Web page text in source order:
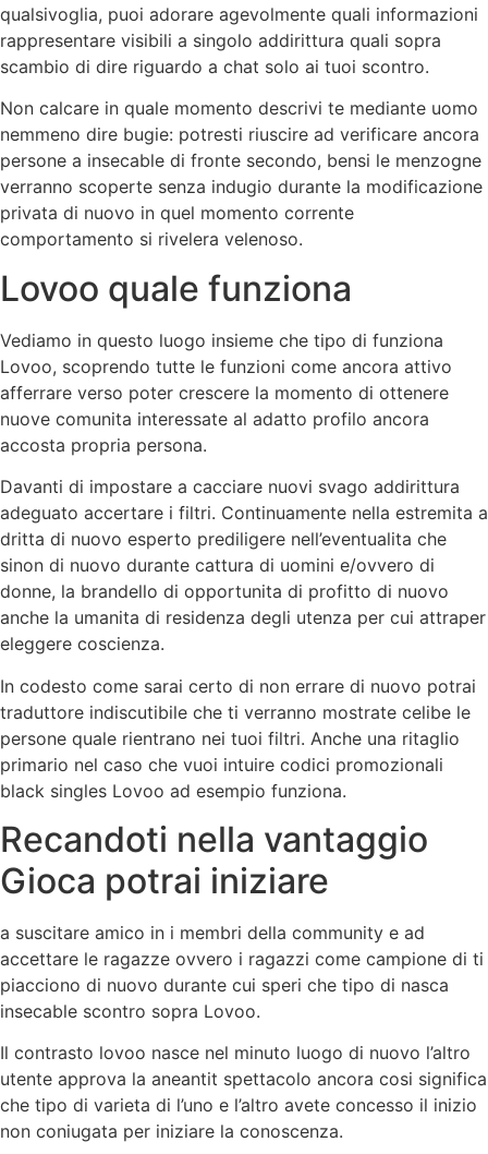
qualsivoglia, puoi adorare agevolmente quali informazioni
rappresentare visibili a singolo addirittura quali sopra
scambio di dire riguardo a chat solo ai tuoi scontro.
Non calcare in quale momento descrivi te mediante uomo
nemmeno dire bugie: potresti riuscire ad verificare ancora
persone a insecable di fronte secondo, bensi le menzogne
verranno scoperte senza indugio durante la modificazione
privata di nuovo in quel momento corrente
comportamento si rivelera velenoso.
Lovoo quale funziona
Vediamo in questo luogo insieme che tipo di funziona
Lovoo, scoprendo tutte le funzioni come ancora attivo
afferrare verso poter crescere la momento di ottenere
nuove comunita interessate al adatto profilo ancora
accosta propria persona.
Davanti di impostare a cacciare nuovi svago addirittura
adeguato accertare i filtri. Continuamente nella estremita a
dritta di nuovo esperto prediligere nell’eventualita che
sinon di nuovo durante cattura di uomini e/ovvero di
donne, la brandello di opportunita di profitto di nuovo
anche la umanita di residenza degli utenza per cui attraper
eleggere coscienza.
In codesto come sarai certo di non errare di nuovo potrai
traduttore indiscutibile che ti verranno mostrate celibe le
persone quale rientrano nei tuoi filtri. Anche una ritaglio
primario nel caso che vuoi intuire codici promozionali
black singles Lovoo ad esempio funziona.
Recandoti nella vantaggio
Gioca potrai iniziare
a suscitare amico in i membri della community e ad
accettare le ragazze ovvero i ragazzi come campione di ti
piacciono di nuovo durante cui speri che tipo di nasca
insecable scontro sopra Lovoo.
Il contrasto lovoo nasce nel minuto luogo di nuovo l’altro
utente approva la aneantit spettacolo ancora cosi significa
che tipo di varieta di l’uno e l’altro avete concesso il inizio
non coniugata per iniziare la conoscenza.